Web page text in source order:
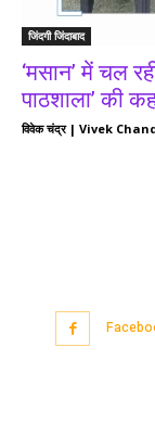
जिंदगी जिंदाबाद
‘मसान’ में चल
पाठशाला’ की
विवेक चंद्र | Vivek